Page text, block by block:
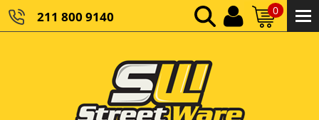
211 800 9140 0
ΚΑΘΑΡΌ ΣΎΝΟΛΟ:
ΤΕΛΙΚΌ ΣΎΝΟΛΟ:0,00 €